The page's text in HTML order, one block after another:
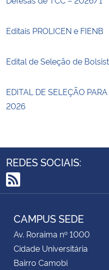
Editais PROLICEN e FIENB
Edital de Seleção de
EDITAL DE SELEÇÃO
2026
REDES SOCIAIS:
RSS
CAMPUS SEDE
Av. Roraima nº 1000
Cidade Universitária
Bairro Camobi